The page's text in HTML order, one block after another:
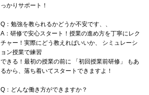
っかりサポート！
Q：勉強を教られるかどうか不安です、、
A：研修で安心スタート！授業の進め方を丁寧にレク
チャー！実際にどう教えればいいか、 シミュレーシ
ョン授業で練習
できる！最初の授業の前に 「初回授業前研修」 もあ
るから、落ち着いてスタートできますよ！
Q：どんな働き方ができますか？